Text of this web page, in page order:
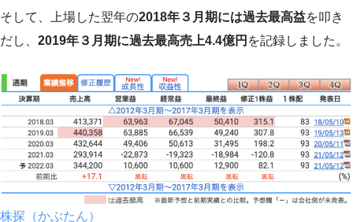
そして、上場した翌年の2018年３月期には過去最高益を叩き
だし、 2019年３月期に過去最高売上4.4億円 を記録しました。
株探（かぶたん）